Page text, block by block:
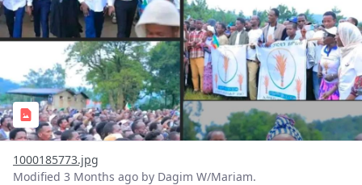
1000185773.jpg
Modified 3 Months ago by Dagim W/Mariam.